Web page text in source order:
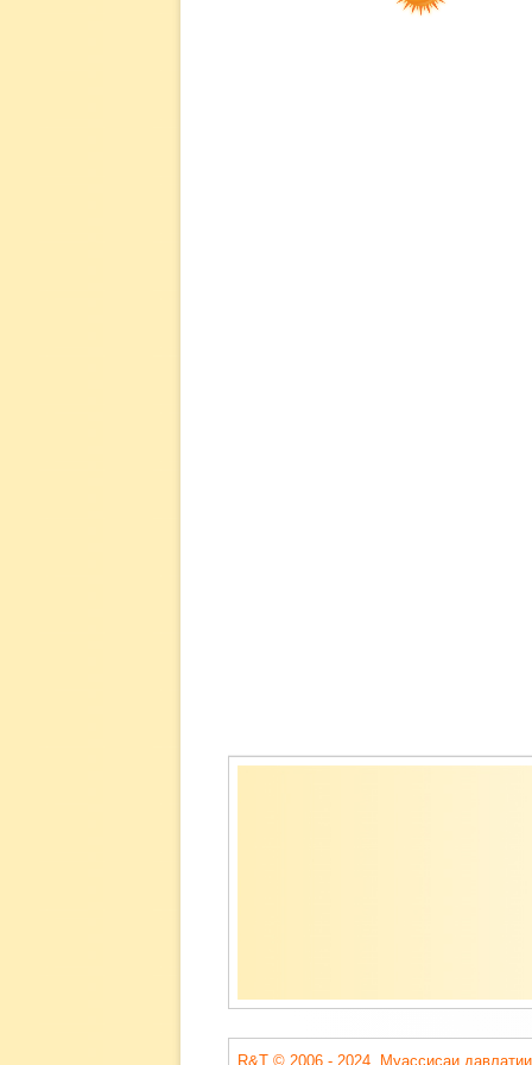
Содержимое
R&T © 2006 - 2024. Муассисаи